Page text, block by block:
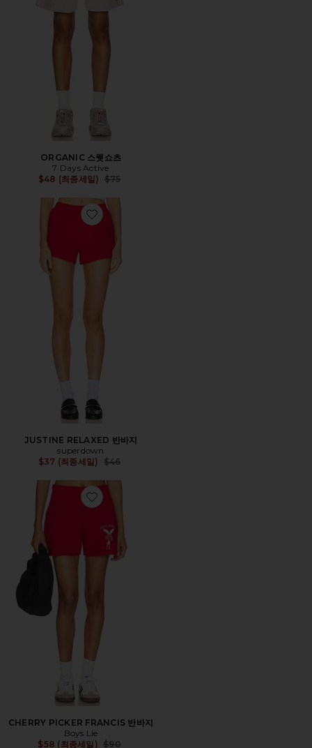
ORGANIC 스웻쇼츠
7 Days Active
$48 (최종세일)
Previous price:
$75
Favorite JUSTINE RELAXED 반바지
JUSTINE RELAXED 반바지
superdown
$37 (최종세일)
Previous price:
$46
Favorite CHERRY PICKER FRANCIS 반바지
CHERRY PICKER FRANCIS 반바지
Boys Lie
$58 (최종세일) Previous price:
$90